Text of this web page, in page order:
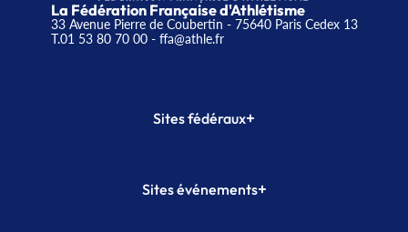
La Fédération Française d'Athlétisme
33 Avenue Pierre de Coubertin - 75640 Paris Cedex 13
T.01 53 80 70 00- ffa@athle.fr
Sites fédéraux+
Plateforme Formation
Sites événements+